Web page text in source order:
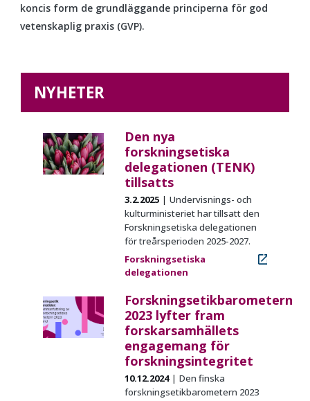
koncis form de grundläggande principerna för god
vetenskaplig praxis (GVP).
NYHETER
Den nya
forskningsetiska
delegationen (TENK)
tillsatts
3.2.2025
Undervisnings- och
kulturministeriet har tillsatt den
Forskningsetiska delegationen
för treårsperioden 2025-2027.
Forskningsetiska
delegationen
Forskningsetikbarometern
2023 lyfter fram
forskarsamhällets
engagemang för
forskningsintegritet
10.12.2024
Den finska
forskningsetikbarometern 2023